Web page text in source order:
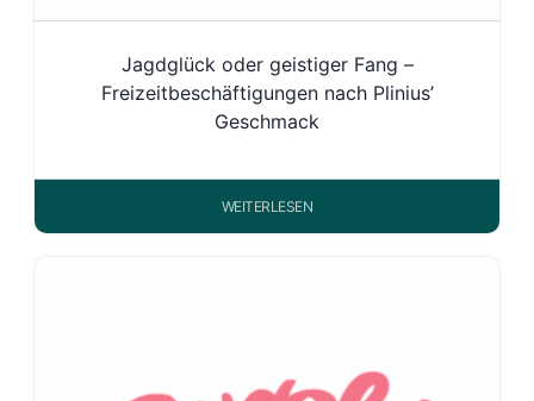
Jagdglück oder geistiger Fang –
Freizeitbeschäftigungen nach Plinius’
Geschmack
WEITERLESEN